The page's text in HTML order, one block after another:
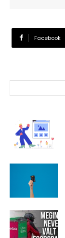
Facebook